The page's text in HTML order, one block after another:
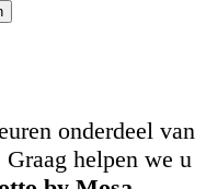
onderdeel van
helpen we u